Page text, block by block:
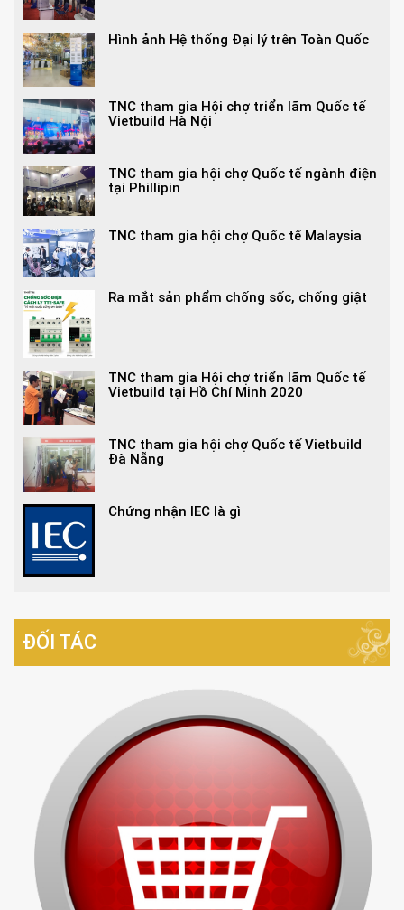
Hình ảnh Hệ thống Đại lý trên Toàn Quốc
TNC tham gia Hội chợ triển lãm Quốc tế
Vietbuild Hà Nội
TNC tham gia hội chợ Quốc tế ngành điện
tại Phillipin
TNC tham gia hội chợ Quốc tế Malaysia
Ra mắt sản phẩm chống sốc, chống giật
TNC tham gia Hội chợ triển lãm Quốc tế
Vietbuild tại Hồ Chí Minh 2020
TNC tham gia hội chợ Quốc tế Vietbuild
Đà Nẵng
Chứng nhận IEC là gì
ĐỐI TÁC